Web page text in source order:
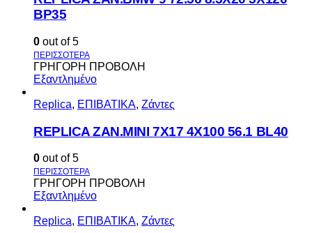
BP35
0 out of 5
ΓΡΗΓΟΡΗ ΠΡΟΒΟΛΗ
Εξαντλημένο
Replica, ΕΠΙΒΑΤΙΚΑ, Ζάντες
REPLICA ZAN.MINI 7X17 4X100 56.1 BL40
0 out of 5
ΓΡΗΓΟΡΗ ΠΡΟΒΟΛΗ
Εξαντλημένο
Replica, ΕΠΙΒΑΤΙΚΑ, Ζάντες